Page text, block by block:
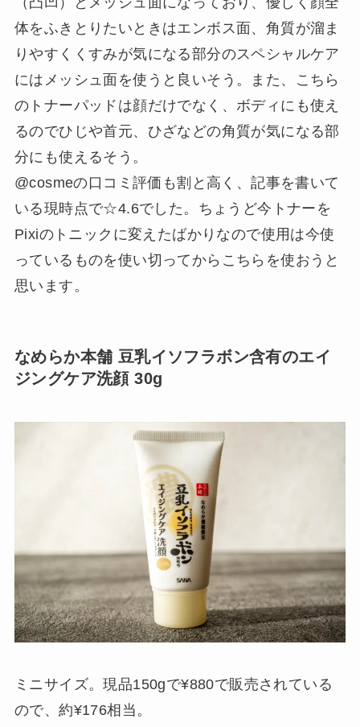
体をふきとりたいときはエンボス面、角質が溜ま
りやすくくすみが気になる部分のスペシャルケア
にはメッシュ面を使うと良いそう。また、こちら
のトナーパッドは顔だけでなく、ボディにも使え
るのでひじや首元、ひざなどの角質が気になる部
分にも使えるそう。
@cosmeの口コミ評価も割と高く、記事を書いて
いる現時点で☆4.6でした。ちょうど今トナーを
Pixiのトニックに変えたばかりなので使用は今使
っているものを使い切ってからこちらを使おうと
思います。
なめらか本舗 豆乳イソフラボン含有のエイ
ジングケア洗顔 30g
ミニサイズ。現品150gで¥880で販売されている
ので、約¥176相当。